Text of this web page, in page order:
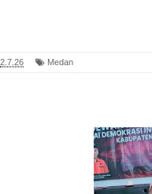
2.7.26 Medan